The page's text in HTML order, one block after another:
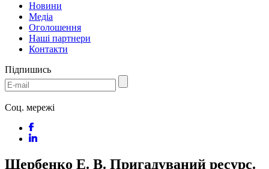
Новини
Медіa
Оголошення
Наші партнери
Контакти
Підпишись
Соц. мережі
Щербенко Е. В. Пригадуваний ресурс.